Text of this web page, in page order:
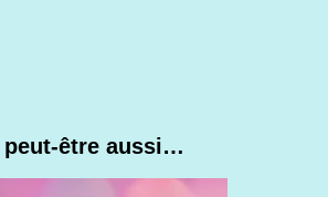
peut-être aussi…